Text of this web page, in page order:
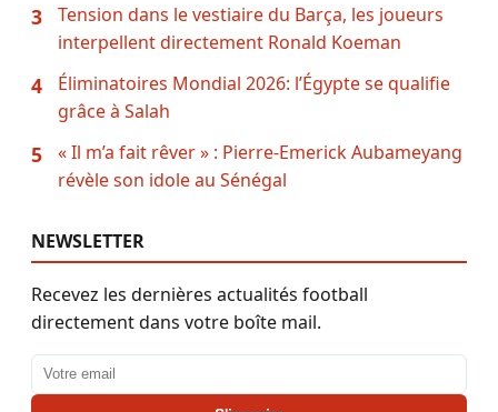
3
Tension dans le vestiaire du Barça, les joueurs
interpellent directement Ronald Koeman
4
Éliminatoires Mondial 2026: l’Égypte se qualifie
grâce à Salah
5
« Il m’a fait rêver » : Pierre-Emerick Aubameyang
révèle son idole au Sénégal
NEWSLETTER
Recevez les dernières actualités football
directement dans votre boîte mail.
Adresse email